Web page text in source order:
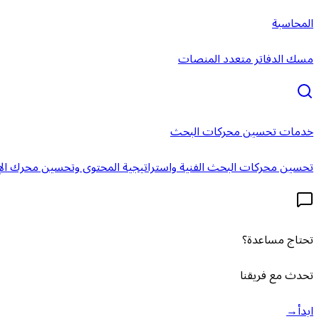
المحاسبة
مسك الدفاتر متعدد المنصات
خدمات تحسين محركات البحث
تحسين محركات البحث الفنية واستراتيجية المحتوى وتحسين محرك
تحتاج مساعدة؟
تحدث مع فريقنا
ابدأ→